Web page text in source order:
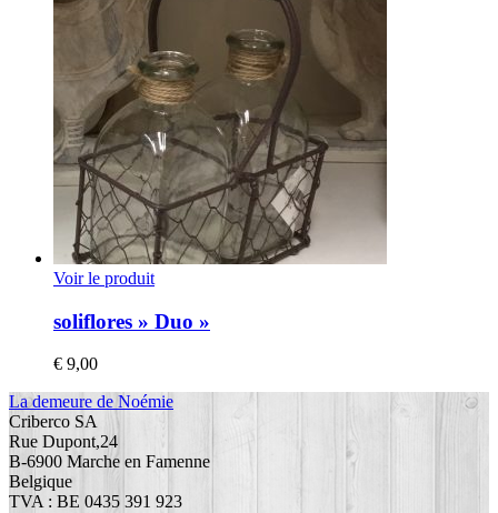
Voir le produit
soliflores » Duo »
€ 9,00
La demeure de Noémie
Criberco SA
Rue Dupont,24
B-6900 Marche en Famenne
Belgique
TVA : BE 0435 391 923